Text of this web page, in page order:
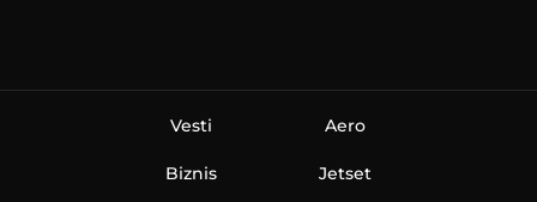
Vesti
Biznis
Aero
Jetset